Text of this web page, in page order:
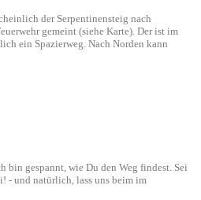
der Serpentinensteig nach
gemeint (siehe Karte). Der ist im
ein Spazierweg. Nach Norden kann
bin gespannt, wie Du den Weg findest. Sei
- und natürlich, lass uns beim im